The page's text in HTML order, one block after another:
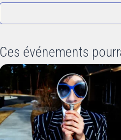
Ces événements